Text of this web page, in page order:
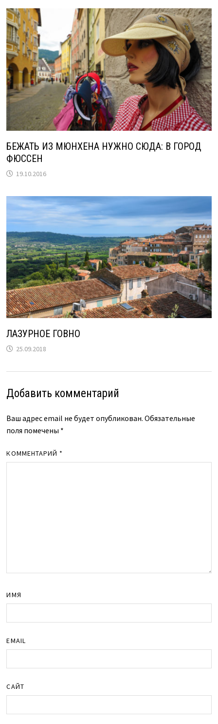
БЕЖАТЬ ИЗ МЮНХЕНА НУЖНО СЮДА: В ГОРОД
ФЮССЕН
19.10.2016
ЛАЗУРНОЕ ГОВНО
25.09.2018
Добавить комментарий
Ваш адрес email не будет опубликован. Обязательные
поля помечены *
КОММЕНТАРИЙ *
ИМЯ
EMAIL
САЙТ